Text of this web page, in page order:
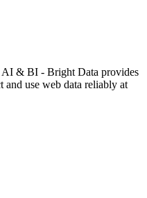
AI & BI - Bright Data provides
and use web data reliably at